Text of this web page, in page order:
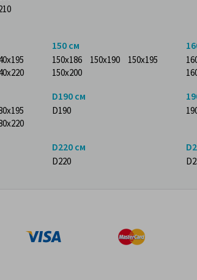
150 см
150x186 150x190
150x195
150x200
D190 см
D190
D220 см
D220